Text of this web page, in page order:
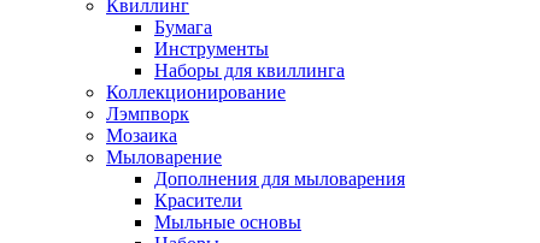
Квиллинг
Бумага
Инструменты
Наборы для квиллинга
Коллекционирование
Лэмпворк
Мозаика
Мыловарение
Дополнения для мыловарения
Красители
Мыльные основы